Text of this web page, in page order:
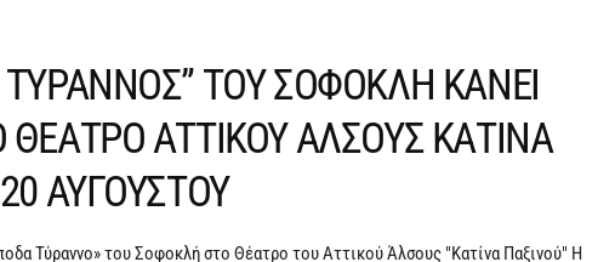
ΤΥΡΑΝΝΟΣ” ΤΟΥ ΣΟΦΟΚΛΗ ΚΑΝΕΙ
ΘΕΑΤΡΟ ΑΤΤΙΚΟΥ ΑΛΣΟΥΣ ΚΑΤΙΝΑ
ΑΥΓΟΥΣΤΟΥ
Τύραννο» του Σοφοκλή στο Θέατρο του Αττικού Άλσους "Κατίνα Παξινού" Η